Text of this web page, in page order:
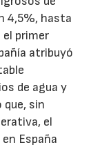
4,5%, hasta
el primer
atribuyó
de agua y
que, sin
el
España